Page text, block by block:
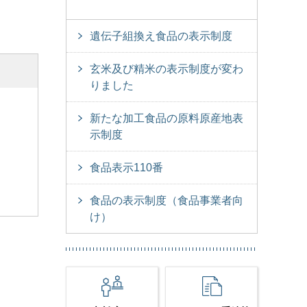
遺伝子組換え食品の表示制度
玄米及び精米の表示制度が変わ
りました
新たな加工食品の原料原産地表
示制度
食品表示110番
食品の表示制度（食品事業者向
け）